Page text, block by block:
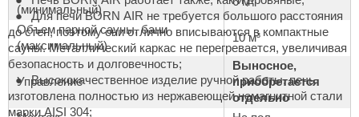
Для печи BORN AIR не требуется большого расстояния
до стен, поэтому они отлично вписываются в компактные
сауны. Металлический каркас не перегревается, увеличивая
безопасность и долговечность;
Высококачественное изделие ручной работы, печь
изготовлена полностью из нержавеющей немагнитной стали
марки AISI 304;
(минимальный)
Объем парной сауны, бани
(максимальный)
10 м³
Управление
Выносное,
приобретается
отдельно